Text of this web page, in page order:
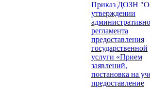
Приказ ДОЗН
утверждении
регламента
предоставления
государственной
услуги «Прием
заявлений,
постановка на
предоставление